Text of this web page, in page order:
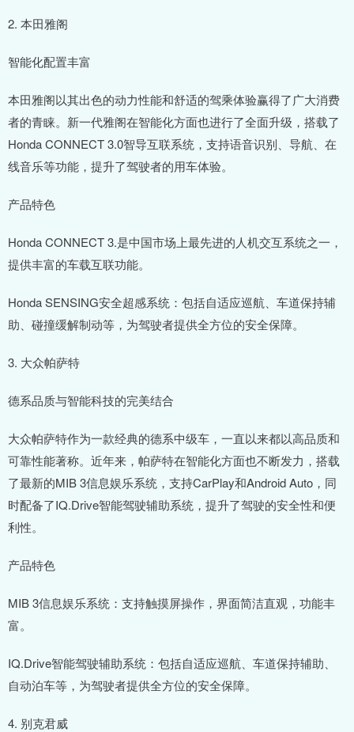
2. 本田雅阁
智能化配置丰富
本田雅阁以其出色的动力性能和舒适的驾乘体验赢得了广大消费
者的青睐。新一代雅阁在智能化方面也进行了全面升级，搭载了
Honda CONNECT 3.0智导互联系统，支持语音识别、导航、在
线音乐等功能，提升了驾驶者的用车体验。
产品特色
Honda CONNECT 3.是中国市场上最先进的人机交互系统之一，
提供丰富的车载互联功能。
Honda SENSING安全超感系统：包括自适应巡航、车道保持辅
助、碰撞缓解制动等，为驾驶者提供全方位的安全保障。
3. 大众帕萨特
德系品质与智能科技的完美结合
大众帕萨特作为一款经典的德系中级车，一直以来都以高品质和
可靠性能著称。近年来，帕萨特在智能化方面也不断发力，搭载
了最新的MIB 3信息娱乐系统，支持CarPlay和Android Auto，同
时配备了IQ.Drive智能驾驶辅助系统，提升了驾驶的安全性和便
利性。
产品特色
MIB 3信息娱乐系统：支持触摸屏操作，界面简洁直观，功能丰
富。
IQ.Drive智能驾驶辅助系统：包括自适应巡航、车道保持辅助、
自动泊车等，为驾驶者提供全方位的安全保障。
4. 别克君威